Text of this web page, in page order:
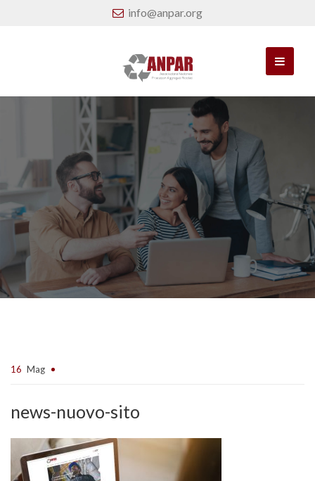
info@anpar.org
16 Mag
news-nuovo-sito